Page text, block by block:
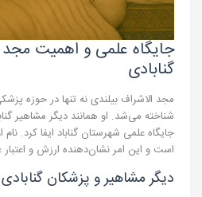
جایگاه علمی و اهمیت مجد
گنابادی
مجد الاشراف بیلندی نه تنها در حوزه
شناخته می‌شد. او همانند دیگر مشاهیر
جایگاه علمی شهرستان گناباد ایفا کرد.
است و این امر نشان‌دهنده ارزش و
دیگر مشاهیر و پزشکان گنابادی